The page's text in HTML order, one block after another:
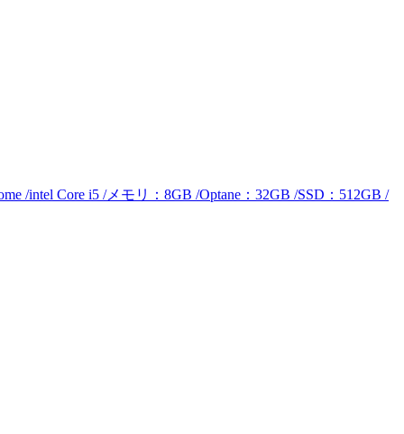
/intel Core i5 /メモリ：8GB /Optane：32GB /SSD：512GB /